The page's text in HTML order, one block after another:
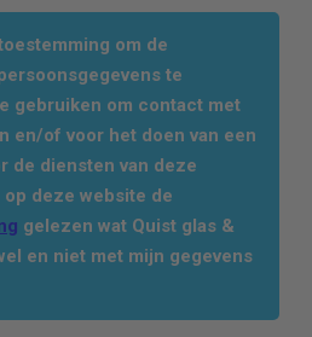
om de
te
gebruiken om contact met
en/of voor het doen van een
de diensten van deze
deze website de
gelezen wat Quist glas &
en niet met mijn gegevens